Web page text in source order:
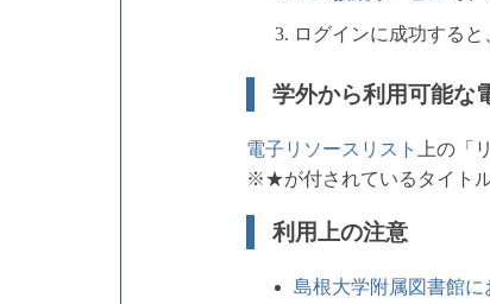
ログインに成功する
学外から利用可能な
電子リソースリスト
上の「
※★が付されているタイト
利用上の注意
島根大学附属図書館